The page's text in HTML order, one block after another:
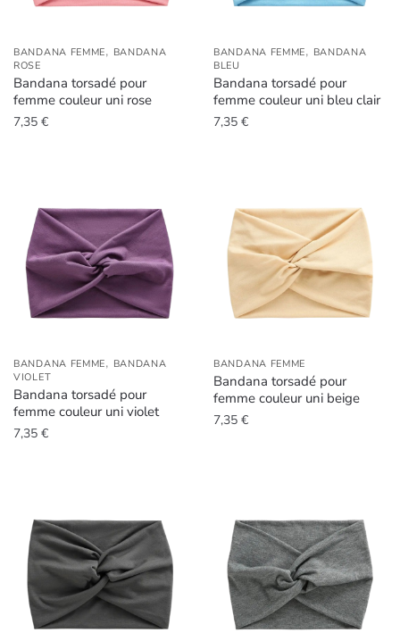
BANDANA FEMME, BANDANA
ROSE
Bandana torsadé pour
femme couleur uni rose
7,35 €
BANDANA FEMME, BANDANA
BLEU
Bandana torsadé pour
femme couleur uni bleu clair
7,35 €
BANDANA FEMME, BANDANA
VIOLET
Bandana torsadé pour
femme couleur uni violet
7,35 €
BANDANA FEMME
Bandana torsadé pour
femme couleur uni beige
7,35 €